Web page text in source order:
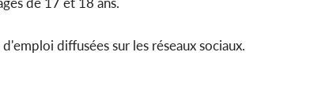
diffusées sur les réseaux sociaux.